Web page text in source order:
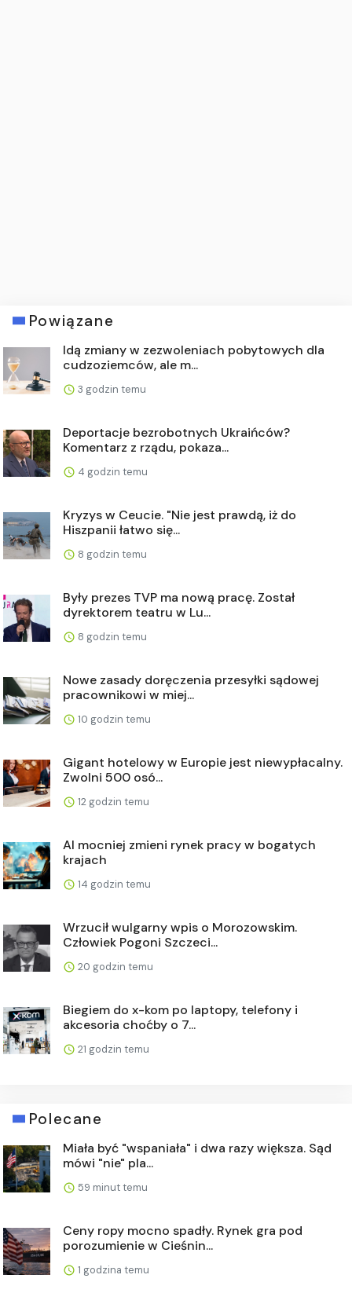
Powiązane
Idą zmiany w zezwoleniach pobytowych dla
cudzoziemców, ale m...
3 godzin temu
Deportacje bezrobotnych Ukraińców?
Komentarz z rządu, pokaza...
4 godzin temu
Kryzys w Ceucie. "Nie jest prawdą, iż do
Hiszpanii łatwo się...
8 godzin temu
Były prezes TVP ma nową pracę. Został
dyrektorem teatru w Lu...
8 godzin temu
Nowe zasady doręczenia przesyłki sądowej
pracownikowi w miej...
10 godzin temu
Gigant hotelowy w Europie jest niewypłacalny.
Zwolni 500 osó...
12 godzin temu
AI mocniej zmieni rynek pracy w bogatych
krajach
14 godzin temu
Wrzucił wulgarny wpis o Morozowskim.
Człowiek Pogoni Szczeci...
20 godzin temu
Biegiem do x-kom po laptopy, telefony i
akcesoria choćby o 7...
21 godzin temu
Polecane
Miała być "wspaniała" i dwa razy większa. Sąd
mówi "nie" pla...
59 minut temu
Ceny ropy mocno spadły. Rynek gra pod
porozumienie w Cieśnin...
1 godzina temu